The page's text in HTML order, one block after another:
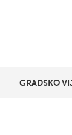
GRADSKO